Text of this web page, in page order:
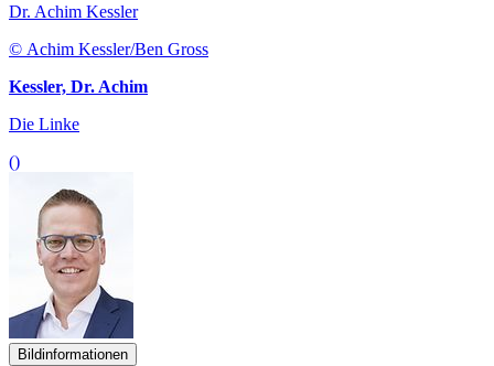
Dr. Achim Kessler
© Achim Kessler/Ben Gross
Kessler, Dr. Achim
Die Linke
()
Bildinformationen